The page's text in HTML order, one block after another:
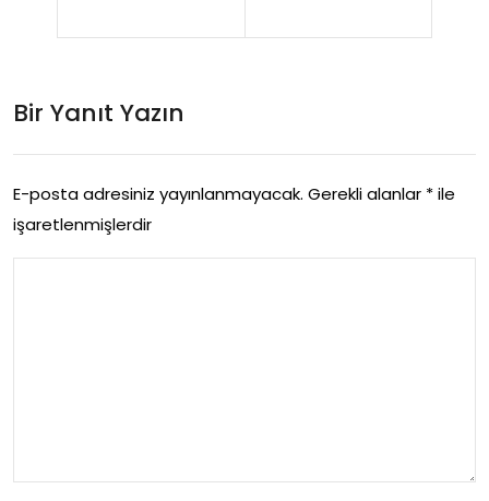
kili
Far
ki
Bir Yanıt Yazın
E-posta adresiniz yayınlanmayacak. Gerekli alanlar *ile
işaretlenmişlerdir